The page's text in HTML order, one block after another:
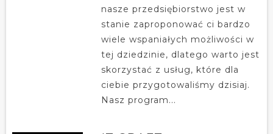
nasze przedsiębiorstwo jest w
stanie zaproponować ci bardzo
wiele wspaniałych możliwości w
tej dziedzinie, dlatego warto jest
skorzystać z usług, które dla
ciebie przygotowaliśmy dzisiaj.
Nasz program...